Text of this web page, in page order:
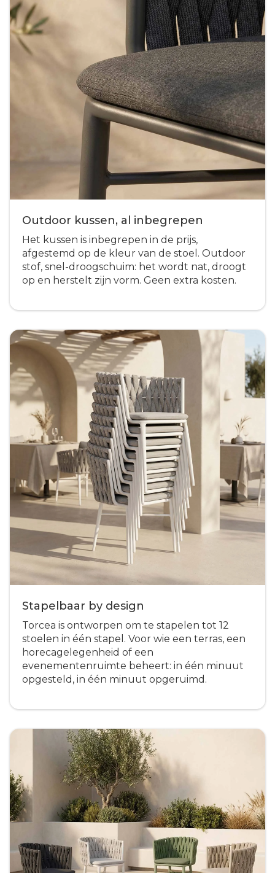
Outdoor kussen, al inbegrepen
Het kussen is inbegrepen in de prijs,
afgestemd op de kleur van de stoel. Outdoor
stof, snel-droogschuim: het wordt nat, droogt
op en herstelt zijn vorm. Geen extra kosten.
Stapelbaar by design
Torcea is ontworpen om te stapelen tot 12
stoelen in één stapel. Voor wie een terras, een
horecagelegenheid of een
evenementenruimte beheert: in één minuut
opgesteld, in één minuut opgeruimd.